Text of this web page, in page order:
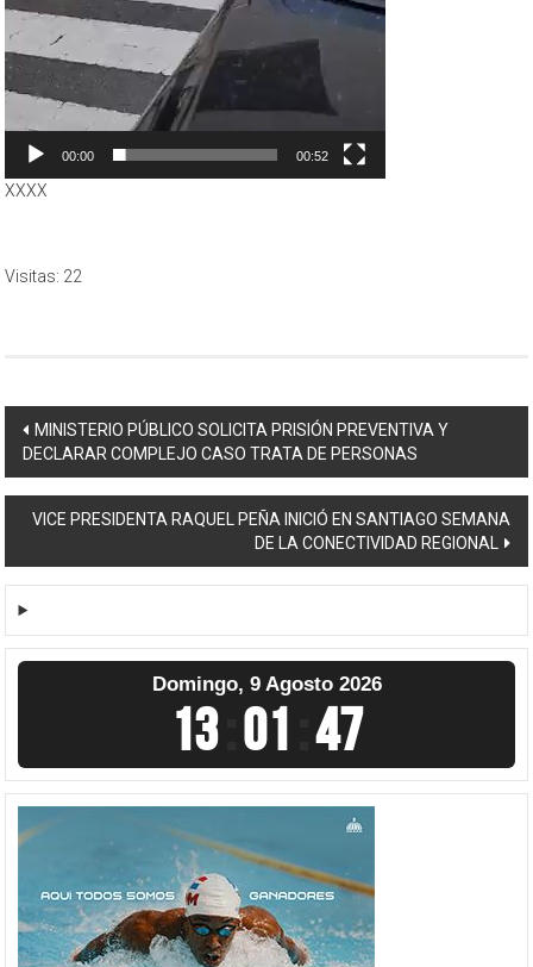
00:00 00:52
XXXX
Visitas: 22
Navegación
de
entradas
MINISTERIO PÚBLICO SOLICITA PRISIÓN PREVENTIVA Y
DECLARAR COMPLEJO CASO TRATA DE PERSONAS
VICE PRESIDENTA RAQUEL PEÑA INICIÓ EN SANTIAGO SEMANA
DE LA CONECTIVIDAD REGIONAL
Domingo, 9 Agosto 2026
13 01 47